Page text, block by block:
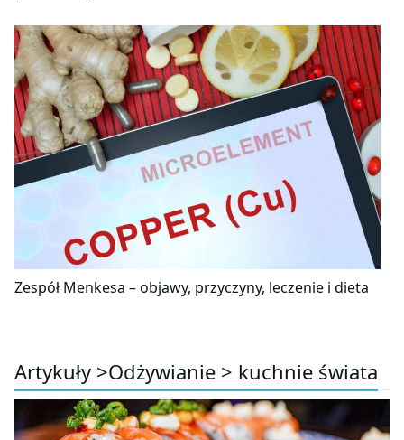
Zespół Menkesa – objawy, przyczyny, leczenie i dieta
Artykuły >Odżywianie > kuchnie świata